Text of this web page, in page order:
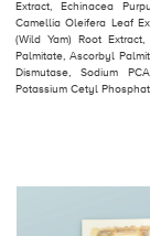
Extract, Echinacea
Camellia Oleifera Leaf
(Wild Yam) Root
Palmitate, Ascorbyl
Dismutase, Sodium
Potassium Cetyl